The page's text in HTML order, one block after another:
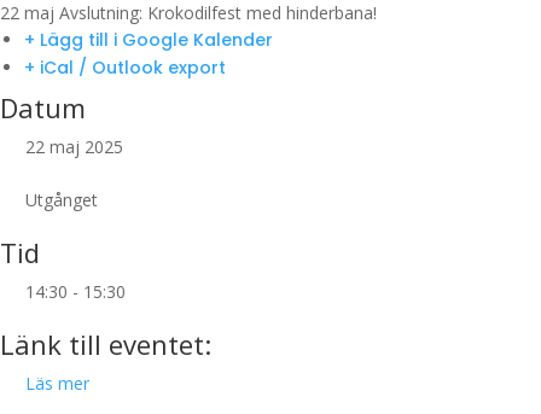
22 maj Avslutning: Krokodilfest med hinderbana!
+ Lägg till i Google Kalender
+ iCal / Outlook export
Datum
22 maj 2025
Utgånget
Tid
14:30 - 15:30
Länk till eventet:
Läs mer